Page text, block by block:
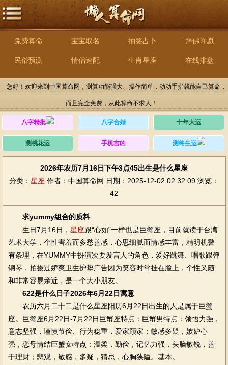
免费算命 宝宝取名 抽签占卜 拜佛许愿
民俗预测 情侣速配 生肖星座 在线排盘
您好！欢迎来到中国算命网，测算功能强大、操作简单，动动手指就能自己算命，
而且完全免费，从此算命不求人！
八字精批 八字合婚 十年大运
测桃花运 手机吉凶 测终生运
2026年农历7月16日下午3点45出生是什么星座
分类： 星座 作者：中国算命网 日期：2025-12-02 02:32:09 浏览：
42
求yummy组合的质料
生日7月16日， 星座跟“心如”一样也是巨蟹座，目前就读于台湾
艺术大学，个性害羞而多愁善感，心思细腻而情感丰富，精明机警
有条理，在YUMMY中扮演次要发言人的角色，爱好跳舞、唱歌跟弹
钢琴，拍摄过娇爽卫生护垫广告因为笑容时常挂在脸上，个性又随
和非常容易亲近，是一个大小朋友。
622是什么日子2026年6月22日寓意
农历六月二十二是什么星座阳历6月22日出生的人是属于巨蟹
座。巨蟹座6月22日-7月22日巨蟹座特点：巨蟹男特点：领悟力强，
意志坚强，谨慎节俭、行为稳重，爱家顾家；敏感多疑，嫉妒心
强，恋母情结巨蟹女特点：温柔，勤俭，记忆力强，头脑敏锐，善
于理财；悲观，敏感，多疑，猜忌，心胸狭隘。基本。